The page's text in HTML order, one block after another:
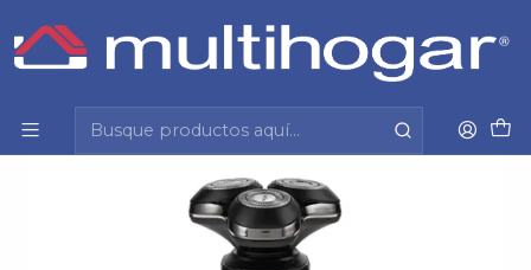
Inicio Tecnología y cuidado personal
Afeitadora
Afeitadora Barba Media Siegen Sg-7215